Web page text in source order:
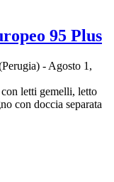
95 Plus
- Agosto 1,
letti gemelli, letto
con doccia separata